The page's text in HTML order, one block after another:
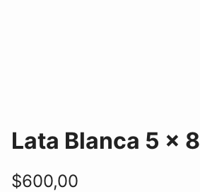
Lata Blanca 5 x 8
$600,00